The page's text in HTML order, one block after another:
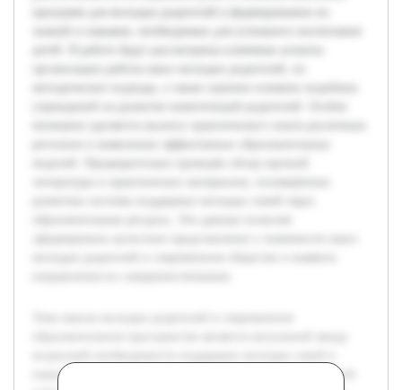
период становления родительства. Целью данной курсовой